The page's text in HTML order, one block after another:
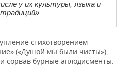
у их культуры, языка и
традиций»
стихотворением
(«Душой мы были чисты»),
и сорвав бурные аплодисменты.